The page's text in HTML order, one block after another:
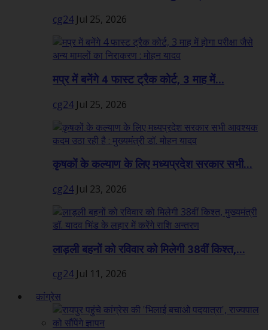
cg24 Jul 25, 2026
मप्र में बनेंगे 4 फास्ट ट्रैक कोर्ट, 3 माह में...
cg24 Jul 25, 2026
कृषकों के कल्याण के लिए मध्यप्रदेश सरकार सभी...
cg24 Jul 23, 2026
लाड़ली बहनों को रविवार को मिलेगी 38वीं किश्त,...
cg24 Jul 11, 2026
कांग्रेस